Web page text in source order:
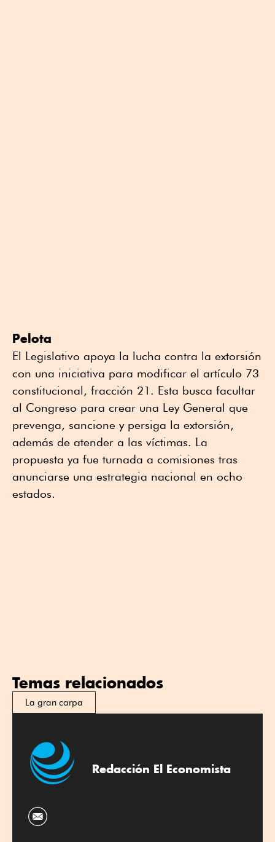
Pelota
El Legislativo apoya la lucha contra la extorsión
con una iniciativa para modificar el artículo 73
constitucional, fracción 21. Esta busca facultar
al Congreso para crear una Ley General que
prevenga, sancione y persiga la extorsión,
además de atender a las víctimas. La
propuesta ya fue turnada a comisiones tras
anunciarse una estrategia nacional en ocho
estados.
Temas relacionados
La gran carpa
Redacción El Economista